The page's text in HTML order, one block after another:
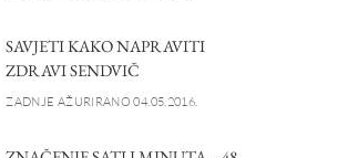
SAVJETI KAKO NAPRAVITI
ZDRAVI SENDVIČ
ZADNJE AŽURIRANO 04.05.2016.